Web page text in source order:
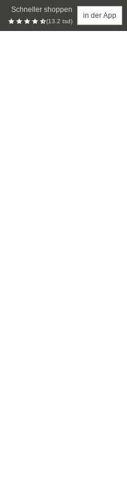
Schneller shoppen
(13.2 tsd)
in der App